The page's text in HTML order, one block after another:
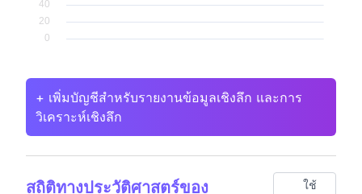
+ เพิ่มบัญชีสำหรับรายงานข้อมูลเชิงลึก และการ
วิเคราะห์เชิงลึก
สถิติทางประวัติศาสตร์ของ ใช้